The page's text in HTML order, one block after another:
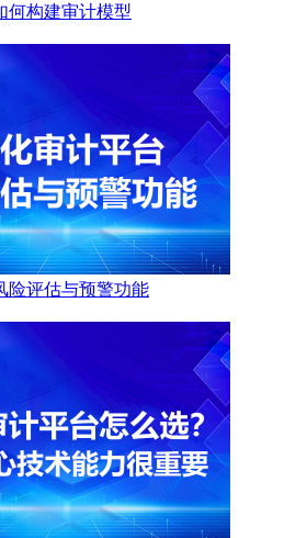
何构建审计模型
险评估与预警功能